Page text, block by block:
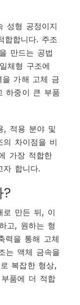
성형 공정이지
합합니다. 주조
만드는 공법
체형 구조에
을 가해 고체 금
하중이 큰 부품
, 적용 분야 및
의 차이점을 비
가장 적합한
자 합니다.
로 만든 뒤, 이
고, 원하는 형
력을 통해 고체
는 액체 금속을
복잡한 형상,
품에 더 적합